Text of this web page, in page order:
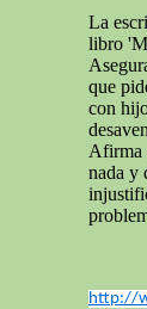
La
libro
que
con
Afirma
nada y
http://